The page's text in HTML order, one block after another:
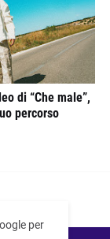
di “Che male”,
percorso
per